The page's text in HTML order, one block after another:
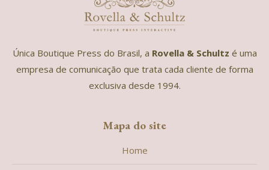
Única Boutique Press do Brasil, a Rovella & Schultz é uma
empresa de comunicação que trata cada cliente de forma
exclusiva desde 1994.
Mapa do site
Home